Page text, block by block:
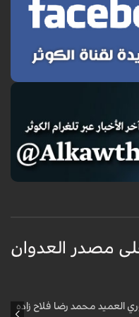
مصدر العدوان
العميد محمد رضا فلاح زاده